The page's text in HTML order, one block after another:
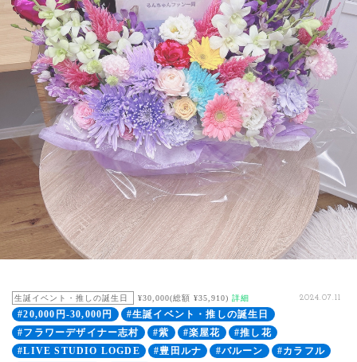
生誕イベント・推しの誕生日 ¥30,000(総額 ¥35,910) 詳細 2024.07.11
#20,000円-30,000円
#生誕イベント・推しの誕生日
#フラワーデザイナー志村
#紫 #楽屋花
#推し花
#LIVE STUDIO LOGDE
#豊田ルナ #バルーン
#カラフル